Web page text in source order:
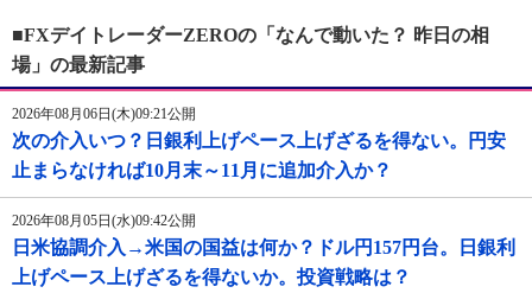
■FXデイトレーダーZEROの「なんで動いた？ 昨日の相
場」の最新記事
2026年08月06日(木)09:21公開
次の介入いつ？日銀利上げペース上げざるを得ない。円安
止まらなければ10月末～11月に追加介入か？
2026年08月05日(水)09:42公開
日米協調介入→米国の国益は何か？ドル円157円台。日銀利
上げペース上げざるを得ないか。投資戦略は？